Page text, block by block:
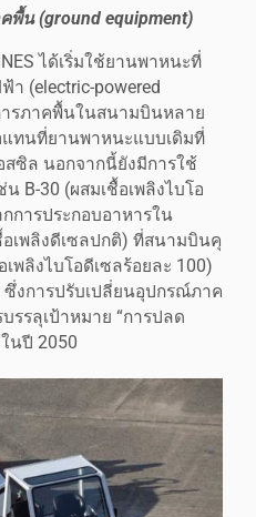
พื้น (ground equipment)
ได้เริ่มใช้ยานพาหนะที่
(electric-powered
รภาคพื้นในสนามบินหลาย
แทนที่ยานพาหนะแบบเดิมที่
สซิล นอกจากนี้ยังมีการใช้
น B-30 (ผสมเชื้อเพลิงไบโอ
การประกอบอาหารใน
อเพลิงดีเซลปกติ) ที่สนามบินคุ
เพลิงไบโอดีเซลร้อยละ 100)
งการปรับเปลี่ยนอุปกรณ์ภาค
รลุเป้าหมาย “การปลด
นปี 2050